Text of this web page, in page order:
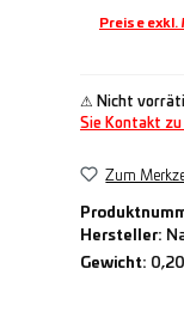
Preise
⚠ Nicht
Sie Kontakt
Zum
Hersteller:
Gewicht: